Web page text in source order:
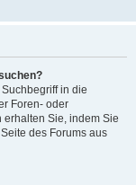
in die
Foren- oder
Sie, indem Sie
des Forums aus